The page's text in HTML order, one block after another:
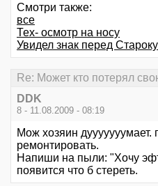
Смотри также:
все
Тех- осмотр на носу
Увидел знак перед
Re: Может кто потерял
DDK
8 - 11.08.2009 - 08:19
Мож хозяин дууууууумает.
ремонтировать.
Напиши на пыли: "Хочу
появится что б стереть.